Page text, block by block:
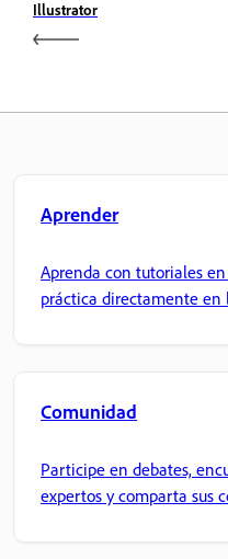
Illustrator
Aprender
Aprenda con tutoriales
práctica directamente en
Comunidad
Participe en debates,
expertos y comparta sus